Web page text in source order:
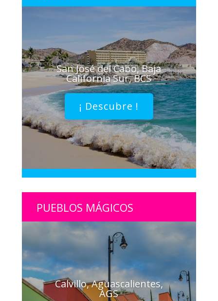
San José del Cabo, Baja
California Sur, BCS
¡ Descubre !
PUEBLOS MÁGICOS
Calvillo, Aguascalientes,
AGS